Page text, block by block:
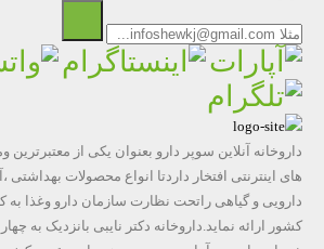
داروخانه آنلاین سوپر دارو بعنوان یکی از معتبرترین
های اینترنتی افتخار داردتا انواع محصولات
دارویی و گیاهی راتحت نظارت سازمان دارو وغذا به
کشور ارائه نماید.داروخانه دکتر نایبی بانزدیک به